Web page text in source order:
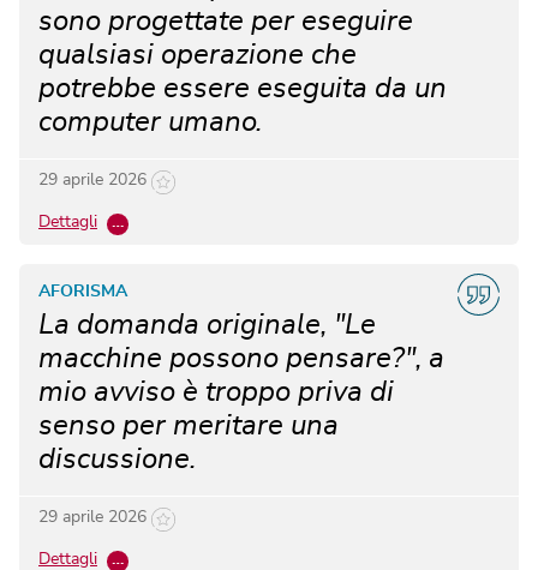
sono progettate per eseguire
qualsiasi operazione che
potrebbe essere eseguita da un
computer umano.
29 aprile 2026
Dettagli …
La domanda originale, "Le
macchine possono pensare?", a
mio avviso è troppo priva di
senso per meritare una
discussione.
AFORISMA
29 aprile 2026
Dettagli …